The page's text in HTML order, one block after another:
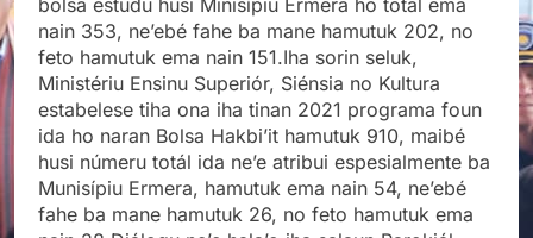
nain 353, ne’ebé fahe ba mane hamutuk 202, no
feto hamutuk ema nain 151.Iha sorin seluk,
Ministériu Ensinu Superiór, Siénsia no Kultura
estabelese tiha ona iha tinan 2021 programa foun
ida ho naran Bolsa Hakbi’it hamutuk 910, maibé
husi númeru totál ida ne’e atribui espesialmente ba
Munisípiu Ermera, hamutuk ema nain 54, ne’ebé
fahe ba mane hamutuk 26, no feto hamutuk ema